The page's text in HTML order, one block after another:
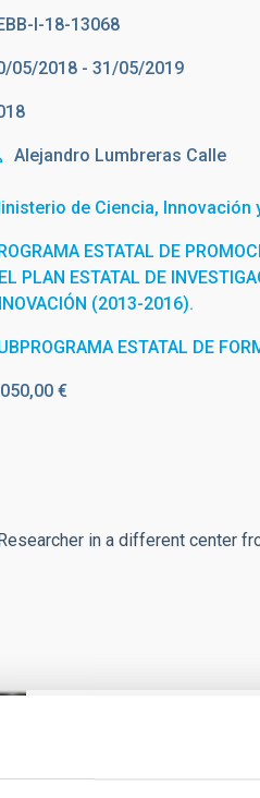
I-18-13068
05/2018 - 31/05/2019
Alejandro Lumbreras Calle
de Ciencia, Innovación
ESTATAL DE
PLAN ESTATAL DE
(2013-2016).
ESTATAL DE
€
in a different center